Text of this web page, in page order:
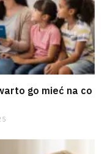
go mieć na co